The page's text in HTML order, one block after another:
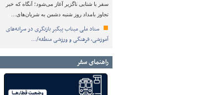
سفر با شتابی ناگزیر آغاز می‌شود؛ آنگاه که خبر
تجاوز بامداد روز شنبه دشمن به شریان‌های…
ستاد ملی میناب پیگیر بازنگری در سرانه‌های
آموزشی، فرهنگی و ورزشی منطقه/…
راهنمای سفر